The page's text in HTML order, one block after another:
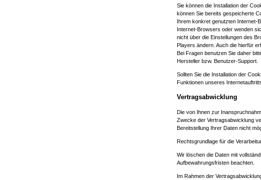
Sie können die Installation der
können Sie bereits gespeicherte
Ihrem konkret genutzten Internet-
Internet-Browsers oder wenden
nicht über die Einstellungen des
Players ändern. Auch die hierfür
Bei Fragen benutzen Sie daher
Hersteller bzw. Benutzer-Support.
Sollten Sie die Installation der
Funktionen unseres
Vertragsabwicklung
Die von Ihnen zur
Zwecke der Vertragsabwicklung
Bereitstellung Ihrer Daten nicht
Rechtsgrundlage für die
Wir löschen die Daten mit
Aufbewahrungsfristen beachten.
Im Rahmen der